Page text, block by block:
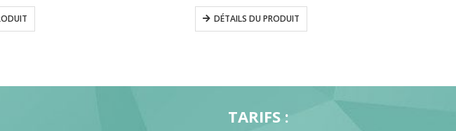
DÉTAILS DU PRODUIT
TARIFS :